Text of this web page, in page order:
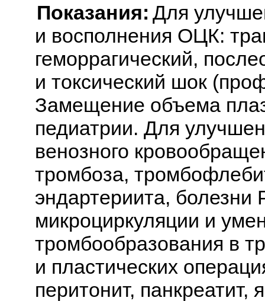
Показания: Для
и восполнения ОЦК:
геморрагический,
и токсический шок
Замещение объема
педиатрии. Для
венозного
тромбоза,
эндартериита,
микроциркуляции и
тромбообразования в
и пластических
перитонит, панкреатит,